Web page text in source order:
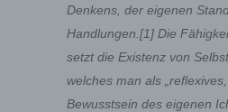
Denkens, der eigenen
Handlungen.[1] Die
setzt die Existenz von
welches man als
Bewusstsein des eigenen